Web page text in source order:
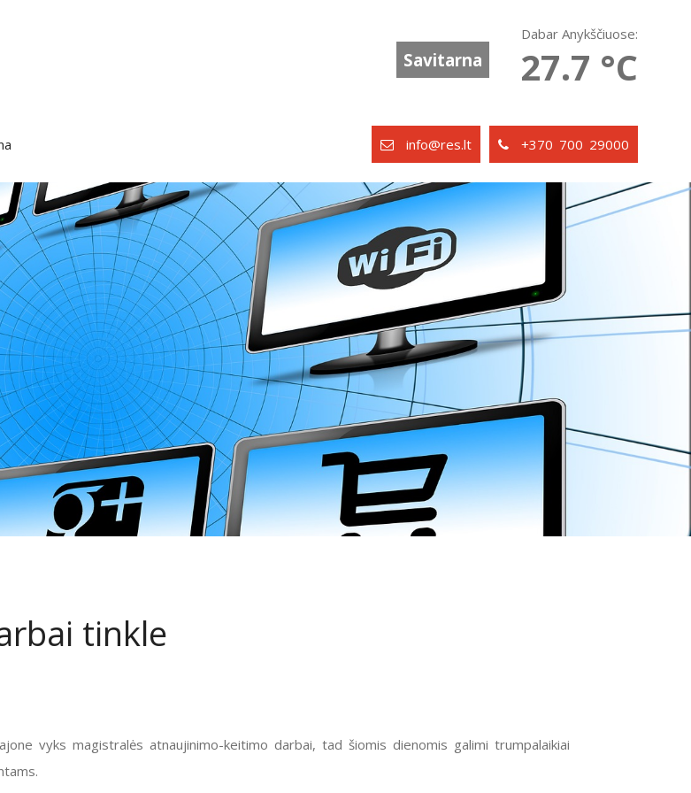
Savitarna
Dabar Anykščiuose:
27.7 °C
+370 700 29000
info@res.lt
tinkle
vyks magistralės atnaujinimo-keitimo darbai, tad šiomis dienomis galimi trumpalaikiai